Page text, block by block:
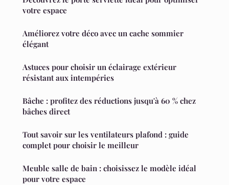
votre espace
Améliorez votre déco avec un cache sommier
élégant
Astuces pour choisir un éclairage extérieur
résistant aux intempéries
Bâche : profitez des réductions jusqu'à 60 % chez
bâches direct
Tout savoir sur les ventilateurs plafond : guide
complet pour choisir le meilleur
Meuble salle de bain : choisissez le modèle idéal
pour votre espace